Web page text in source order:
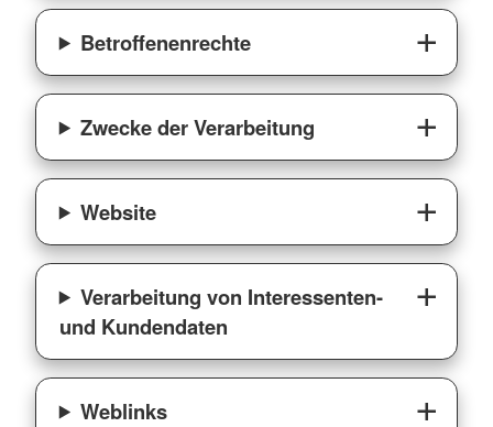
Betroffenenrechte
Zwecke der Verarbeitung
Website
Verarbeitung von Interessenten-
und Kundendaten
Weblinks